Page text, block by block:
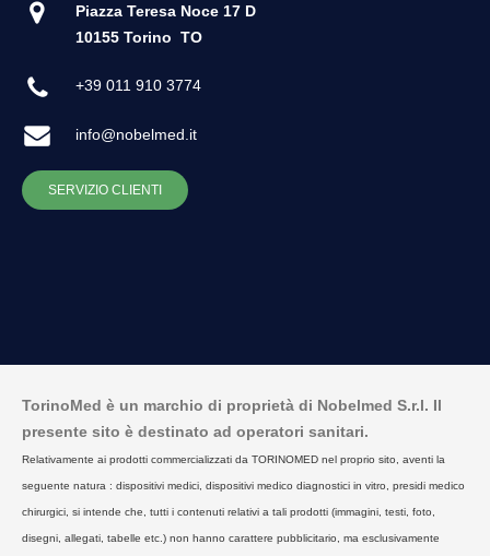
Piazza Teresa Noce 17 D
10155 Torino TO
+39 011 910 3774
info@nobelmed.it
SERVIZIO CLIENTI
TorinoMed è un marchio di proprietà di Nobelmed S.r.l. Il
presente sito è destinato ad operatori sanitari.
Relativamente ai prodotti commercializzati da TORINOMED nel proprio sito, aventi la
seguente natura : dispositivi medici, dispositivi medico diagnostici in vitro, presidi medico
chirurgici, si intende che, tutti i contenuti relativi a tali prodotti (immagini, testi, foto,
disegni, allegati, tabelle etc.) non hanno carattere pubblicitario, ma esclusivamente